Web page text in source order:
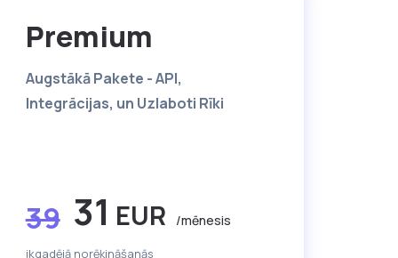
Premium
Augstākā Pakete - API,
Integrācijas, un Uzlaboti Rīki
39 31 EUR /mēnesis
ikgadējā norēķināšanās